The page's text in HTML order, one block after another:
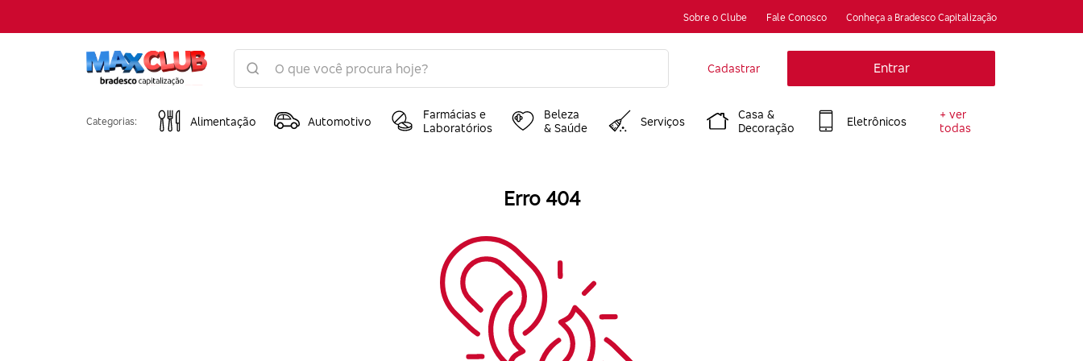
Sobre o Clube Fale Conosco Conheça a Bradesco Capitalização
Cadastrar Entrar
Categorias: Alimentação Automotivo
Farmácias e
Laboratórios
Beleza
& Saúde
Serviços
Casa &
Decoração
Eletrônicos
+ ver
todas
Erro 404